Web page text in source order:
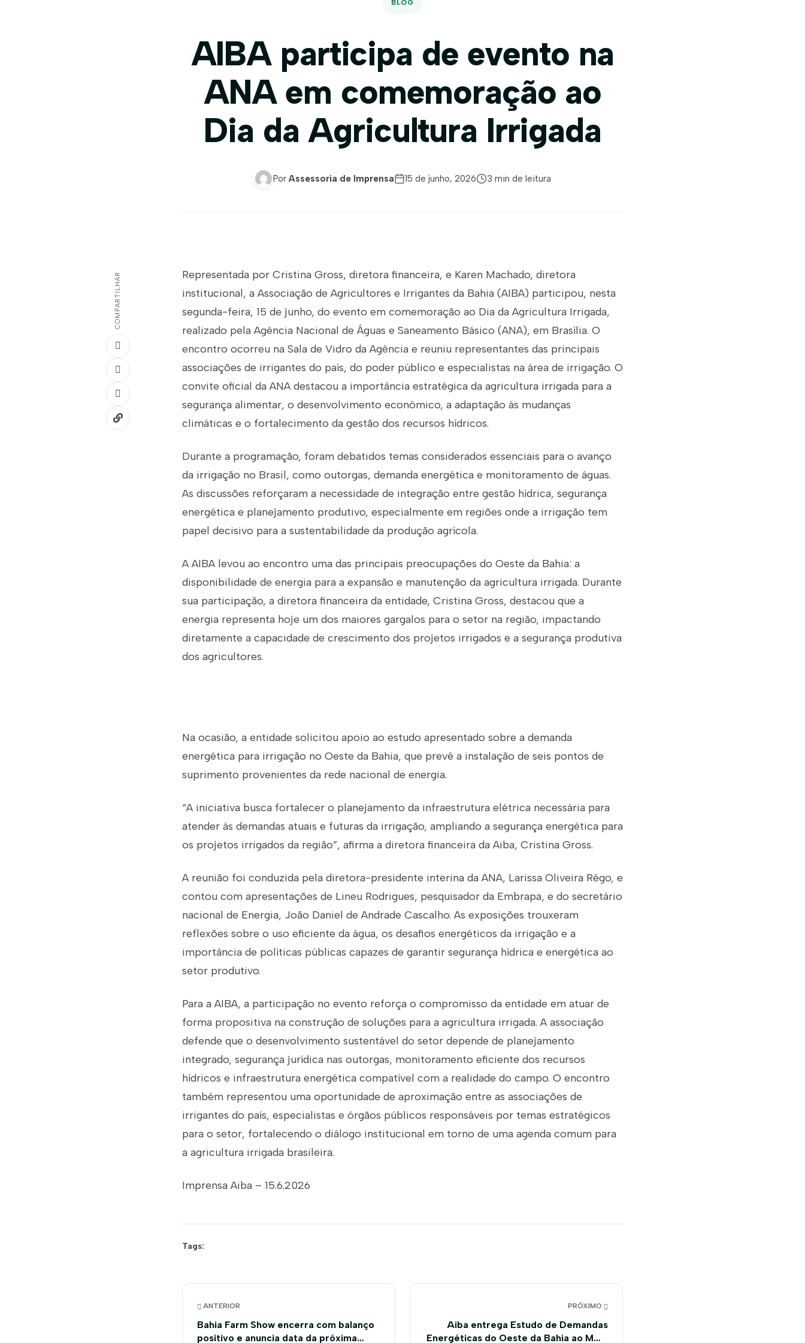
BLOG
AIBA participa de evento na
ANA em comemoração ao
Dia da Agricultura Irrigada
Por Assessoria de Imprensa 15 de junho, 2026 3 min de leitura
COMPARTILHAR
Representada por Cristina Gross, diretora financeira, e Karen Machado, diretora
institucional, a Associação de Agricultores e Irrigantes da Bahia (AIBA) participou, nesta
segunda-feira, 15 de junho, do evento em comemoração ao Dia da Agricultura Irrigada,
realizado pela Agência Nacional de Águas e Saneamento Básico (ANA), em Brasília. O
encontro ocorreu na Sala de Vidro da Agência e reuniu representantes das principais
associações de irrigantes do país, do poder público e especialistas na área de irrigação. O
convite oficial da ANA destacou a importância estratégica da agricultura irrigada para a
segurança alimentar, o desenvolvimento econômico, a adaptação às mudanças
climáticas e o fortalecimento da gestão dos recursos hídricos.
Durante a programação, foram debatidos temas considerados essenciais para o avanço
da irrigação no Brasil, como outorgas, demanda energética e monitoramento de águas.
As discussões reforçaram a necessidade de integração entre gestão hídrica, segurança
energética e planejamento produtivo, especialmente em regiões onde a irrigação tem
papel decisivo para a sustentabilidade da produção agrícola.
A AIBA levou ao encontro uma das principais preocupações do Oeste da Bahia: a
disponibilidade de energia para a expansão e manutenção da agricultura irrigada. Durante
sua participação, a diretora financeira da entidade, Cristina Gross, destacou que a
energia representa hoje um dos maiores gargalos para o setor na região, impactando
diretamente a capacidade de crescimento dos projetos irrigados e a segurança produtiva
dos agricultores.
Na ocasião, a entidade solicitou apoio ao estudo apresentado sobre a demanda
energética para irrigação no Oeste da Bahia, que prevê a instalação de seis pontos de
suprimento provenientes da rede nacional de energia.
“A iniciativa busca fortalecer o planejamento da infraestrutura elétrica necessária para
atender às demandas atuais e futuras da irrigação, ampliando a segurança energética para
os projetos irrigados da região”, afirma a diretora financeira da Aiba, Cristina Gross.
A reunião foi conduzida pela diretora-presidente interina da ANA, Larissa Oliveira Rêgo, e
contou com apresentações de Lineu Rodrigues, pesquisador da Embrapa, e do secretário
nacional de Energia, João Daniel de Andrade Cascalho. As exposições trouxeram
reflexões sobre o uso eficiente da água, os desafios energéticos da irrigação e a
importância de políticas públicas capazes de garantir segurança hídrica e energética ao
setor produtivo.
Para a AIBA, a participação no evento reforça o compromisso da entidade em atuar de
forma propositiva na construção de soluções para a agricultura irrigada. A associação
defende que o desenvolvimento sustentável do setor depende de planejamento
integrado, segurança jurídica nas outorgas, monitoramento eficiente dos recursos
hídricos e infraestrutura energética compatível com a realidade do campo. O encontro
também representou uma oportunidade de aproximação entre as associações de
irrigantes do país, especialistas e órgãos públicos responsáveis por temas estratégicos
para o setor, fortalecendo o diálogo institucional em torno de uma agenda comum para
a agricultura irrigada brasileira.
Imprensa Aiba – 15.6.2026
Tags:
ANTERIOR
Bahia Farm Show encerra com balanço
positivo e anuncia data da próxima
PRÓXIMO
Aiba entrega Estudo de Demandas
Energéticas do Oeste da Bahia ao MME